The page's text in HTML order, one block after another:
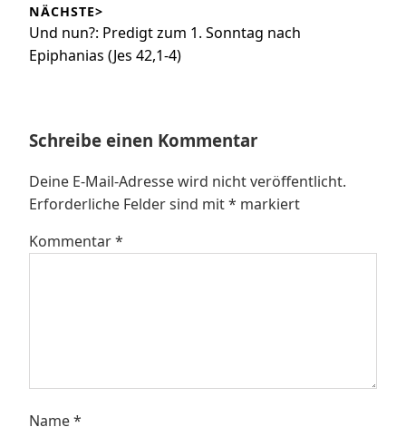
NÄCHSTE>
Nächster
Beitrag:
Und nun?: Predigt zum 1. Sonntag nach
Epiphanias (Jes 42,1-4)
Schreibe einen Kommentar
Deine E-Mail-Adresse wird nicht veröffentlicht.
Erforderliche Felder sind mit* markiert
Kommentar*
Name*